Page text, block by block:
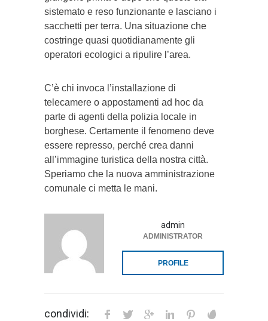
sistemato e reso funzionante e lasciano i
sacchetti per terra. Una situazione che
costringe quasi quotidianamente gli
operatori ecologici a ripulire l’area.
C’è chi invoca l’installazione di
telecamere o appostamenti ad hoc da
parte di agenti della polizia locale in
borghese. Certamente il fenomeno deve
essere represso, perché crea danni
all’immagine turistica della nostra città.
Speriamo che la nuova amministrazione
comunale ci metta le mani.
admin
ADMINISTRATOR
PROFILE
condividi: